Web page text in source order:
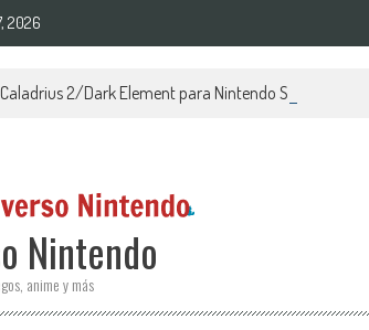
2026
Caladrius 2/Dark Element para Nintendo Switch
Nintendo
anime y más